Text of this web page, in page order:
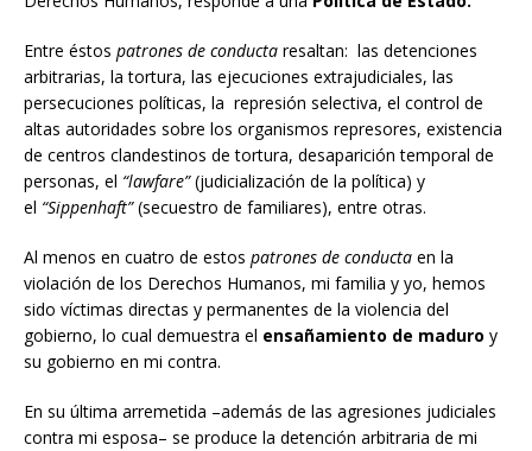
Entre éstos patrones de conducta resaltan: las detenciones
arbitrarias, la tortura, las ejecuciones extrajudiciales, las
persecuciones políticas, la represión selectiva, el control de
altas autoridades sobre los organismos represores, existencia
de centros clandestinos de tortura, desaparición temporal de
personas, el “lawfare”(judicialización de la política) y
el “Sippenhaft”(secuestro de familiares), entre otras.
Al menos en cuatro de estos patrones de conducta en la
violación de los Derechos Humanos, mi familia y yo, hemos
sido víctimas directas y permanentes de la violencia del
gobierno, lo cual demuestra el ensañamiento de maduro y
su gobierno en mi contra.
En su última arremetida –además de las agresiones judiciales
contra mi esposa– se produce la detención arbitraria de mi